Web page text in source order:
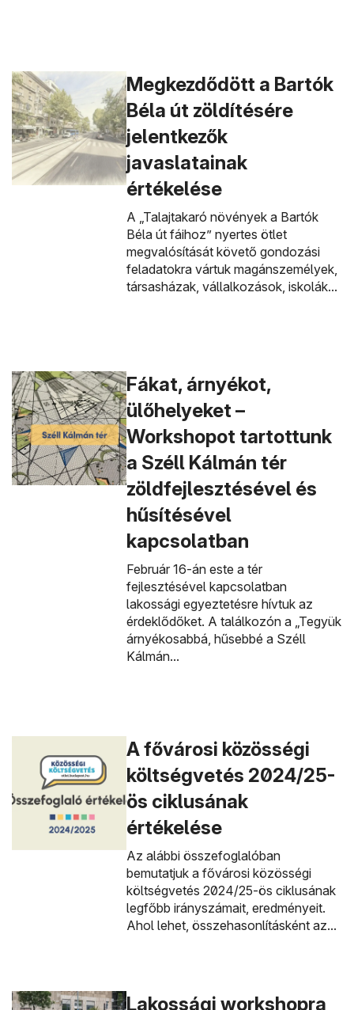
Megkezdődött a Bartók
Béla út zöldítésére
jelentkezők
javaslatainak
értékelése
A „Talajtakaró növények a Bartók
Béla út fáihoz” nyertes ötlet
megvalósítását követő gondozási
feladatokra vártuk magánszemélyek,
társasházak, vállalkozások, iskolák...
Fákat, árnyékot,
ülőhelyeket –
Workshopot tartottunk
a Széll Kálmán tér
zöldfejlesztésével és
hűsítésével
kapcsolatban
Február 16-án este a tér
fejlesztésével kapcsolatban
lakossági egyeztetésre hívtuk az
érdeklődőket. A találkozón a „Tegyük
árnyékosabbá, hűsebbé a Széll
Kálmán...
A fővárosi közösségi
költségvetés 2024/25-
ös ciklusának
értékelése
Az alábbi összefoglalóban
bemutatjuk a fővárosi közösségi
költségvetés 2024/25-ös ciklusának
legfőbb irányszámait, eredményeit.
Ahol lehet, összehasonlításként az...
Lakossági workshopra